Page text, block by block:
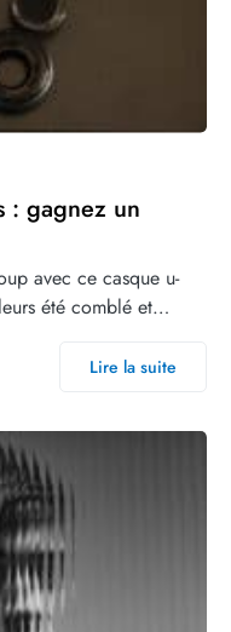
: gagnez un
avec ce casque u-
été comblé et…
Lire la suite